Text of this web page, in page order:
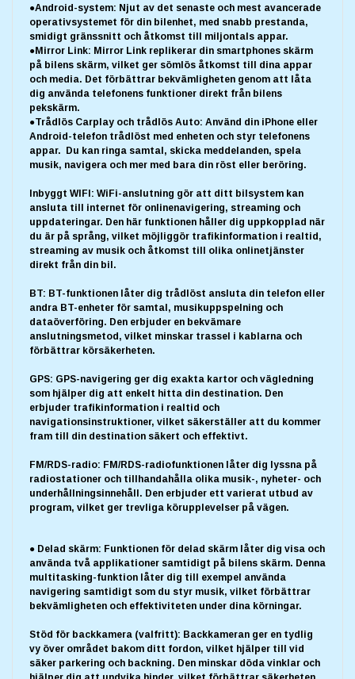
●Android-system: Njut av det senaste och mest avancerade
operativsystemet för din bilenhet, med snabb prestanda,
smidigt gränssnitt och åtkomst till miljontals appar.
●Mirror Link: Mirror Link replikerar din smartphones skärm
på bilens skärm, vilket ger sömlös åtkomst till dina appar
och media. Det förbättrar bekvämligheten genom att låta
dig använda telefonens funktioner direkt från bilens
pekskärm.
●Trådlös Carplay och trådlös Auto: Använd din iPhone eller
Android-telefon trådlöst med enheten och styr telefonens
appar. Du kan ringa samtal, skicka meddelanden, spela
musik, navigera och mer med bara din röst eller beröring.
Inbyggt WIFI: WiFi-anslutning gör att ditt bilsystem kan
ansluta till internet för onlinenavigering, streaming och
uppdateringar. Den här funktionen håller dig uppkopplad när
du är på språng, vilket möjliggör trafikinformation i realtid,
streaming av musik och åtkomst till olika onlinetjänster
direkt från din bil.
BT: BT-funktionen låter dig trådlöst ansluta din telefon eller
andra BT-enheter för samtal, musikuppspelning och
dataöverföring. Den erbjuder en bekvämare
anslutningsmetod, vilket minskar trassel i kablarna och
förbättrar körsäkerheten.
GPS: GPS-navigering ger dig exakta kartor och vägledning
som hjälper dig att enkelt hitta din destination. Den
erbjuder trafikinformation i realtid och
navigationsinstruktioner, vilket säkerställer att du kommer
fram till din destination säkert och effektivt.
FM/RDS-radio: FM/RDS-radiofunktionen låter dig lyssna på
radiostationer och tillhandahålla olika musik-, nyheter- och
underhållningsinnehåll. Den erbjuder ett varierat utbud av
program, vilket ger trevliga körupplevelser på vägen.
● Delad skärm: Funktionen för delad skärm låter dig visa och
använda två applikationer samtidigt på bilens skärm. Denna
multitasking-funktion låter dig till exempel använda
navigering samtidigt som du styr musik, vilket förbättrar
bekvämligheten och effektiviteten under dina körningar.
Stöd för backkamera (valfritt): Backkameran ger en tydlig
vy över området bakom ditt fordon, vilket hjälper till vid
säker parkering och backning. Den minskar döda vinklar och